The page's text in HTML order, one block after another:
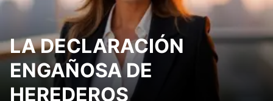
LA DECLARACIÓN
ENGAÑOSA DE
HEREDEROS